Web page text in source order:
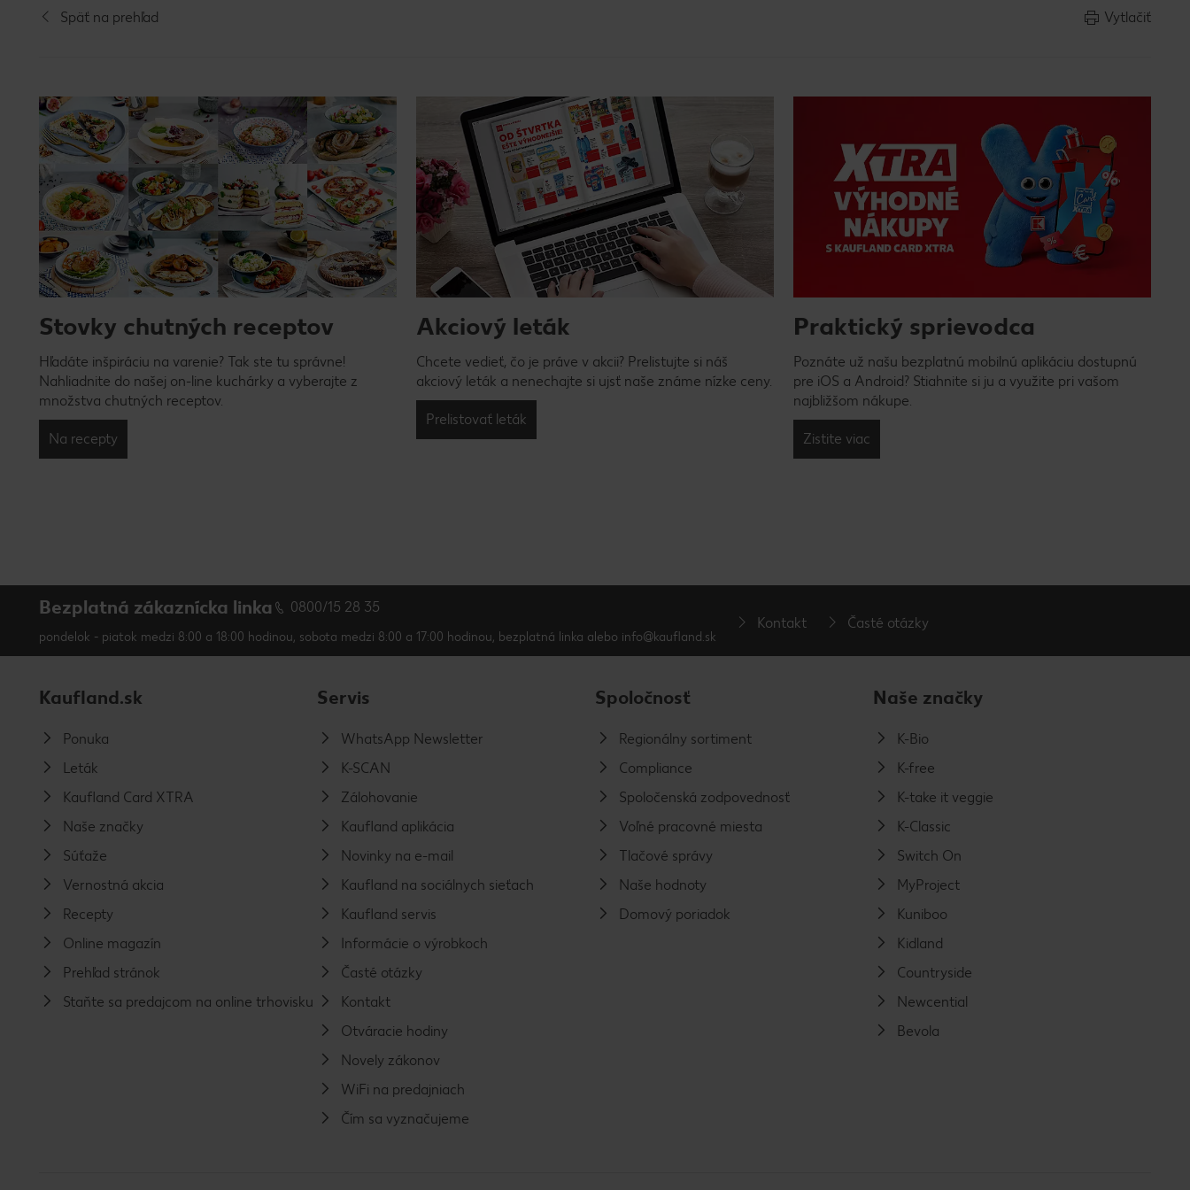
Späť na prehľad Vytlačiť
Stovky chutných receptov
Hľadáte inšpiráciu na varenie? Tak ste tu správne!
Nahliadnite do našej on-line kuchárky a vyberajte z
množstva chutných receptov.
Na recepty
Akciový leták
Chcete vedieť, čo je práve v akcii? Prelistujte si náš
akciový leták a nenechajte si ujsť naše známe nízke ceny.
Prelistovať leták
Praktický sprievodca
Poznáte už našu bezplatnú mobilnú aplikáciu dostupnú
pre iOS a Android? Stiahnite si ju a využite pri vašom
najbližšom nákupe.
Zistite viac
Bezplatná zákaznícka linka 0800/15 28 35
pondelok - piatok medzi 8:00 a 18:00 hodinou, sobota medzi 8:00 a 17:00 hodinou, bezplatná linka alebo info@kaufland.sk
Kontakt Časté otázky
Kaufland.sk
Ponuka
Leták
Kaufland Card XTRA
Naše značky
Súťaže
Vernostná akcia
Recepty
Online magazín
Prehľad stránok
Staňte sa predajcom na online trhovisku
Servis
WhatsApp Newsletter
K-SCAN
Zálohovanie
Kaufland aplikácia
Novinky na e-mail
Kaufland na sociálnych sieťach
Kaufland servis
Informácie o výrobkoch
Časté otázky
Kontakt
Otváracie hodiny
Novely zákonov
WiFi na predajniach
Čím sa vyznačujeme
Spoločnosť
Regionálny sortiment
Compliance
Spoločenská zodpovednosť
Voľné pracovné miesta
Tlačové správy
Naše hodnoty
Domový poriadok
Naše značky
K-Bio
K-free
K-take it veggie
K-Classic
Switch On
MyProject
Kuniboo
Kidland
Countryside
Newcential
Bevola